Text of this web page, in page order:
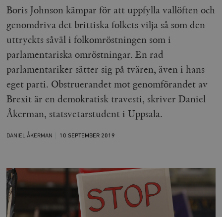
Boris Johnson kämpar för att uppfylla vallöften och
genomdriva det brittiska folkets vilja så som den
uttryckts såväl i folkomröstningen som i
parlamentariska omröstningar. En rad
parlamentariker sätter sig på tvären, även i hans
eget parti. Obstruerandet mot genomförandet av
Brexit är en demokratisk travesti, skriver Daniel
Åkerman, statsvetarstudent i Uppsala.
DANIEL ÅKERMAN 10 SEPTEMBER 2019